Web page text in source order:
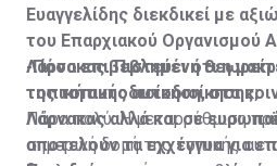
Ευαγγελίδης διεκδικεί με
του Επαρχιακού Οργανισμού
Λάρνακας. Πιστεύει ότι η
τοπική αυτοδιοίκηση, στα
Λάρνακας αλλά και σε
αποτελούν τα εχχέγγυα για
-Πόσο επιβεβλημένη
της τοπικής αυτοδιοίκησης;
Πάρα πολύ. Η μεταρρύθμιση
σημερινή δομή της τοπικής